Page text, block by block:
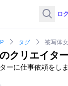
ロ
タグ 被写体
のクリエイター
ーに仕事依頼をし